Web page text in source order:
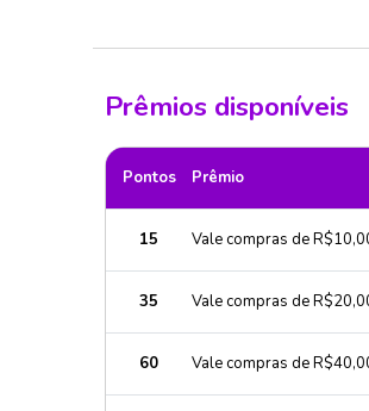
Prêmios disponíveis
Pontos Prêmio
15 Vale compras de
35 Vale compras de
60 Vale compras de